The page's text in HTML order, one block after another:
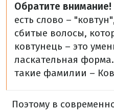
Обратите внимание!
есть слово –
сбитые волосы,
ковтунець – это
ласкательная
такие фамилии –
Поэтому в